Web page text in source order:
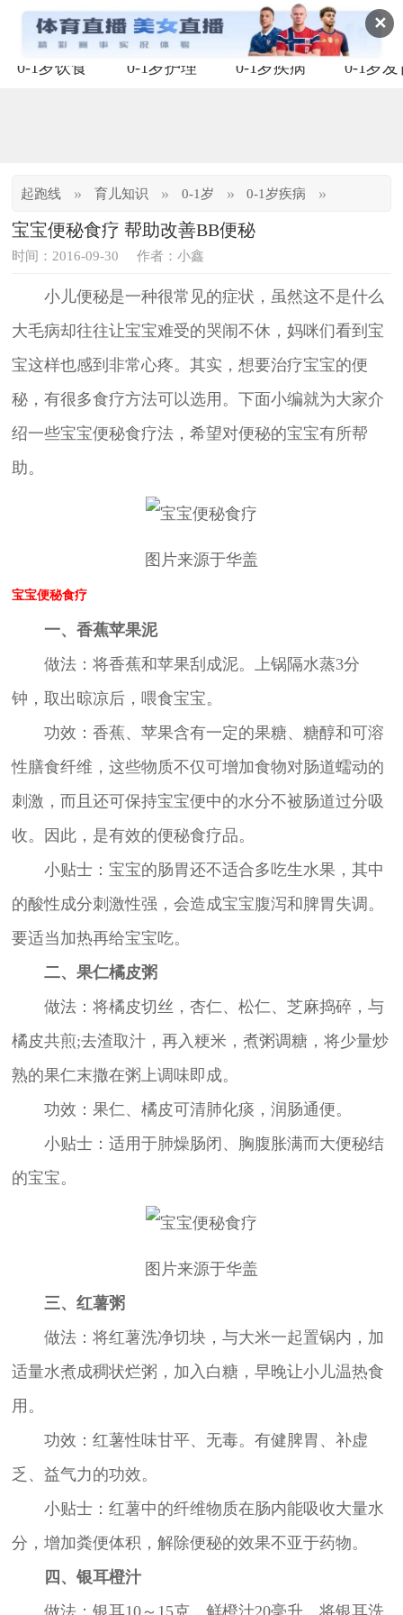
✕
0-1岁饮食 0-1岁护理 0-1岁疾病 0-1岁发
起跑线 » 育儿知识 » 0-1岁 » 0-1岁疾病 »
宝宝便秘食疗 帮助改善BB便秘
时间：2016-09-30 作者：小鑫
小儿便秘是一种很常见的症状，虽然这不是什么
大毛病却往往让宝宝难受的哭闹不休，妈咪们看到宝
宝这样也感到非常心疼。其实，想要治疗宝宝的便
秘，有很多食疗方法可以选用。下面小编就为大家介
绍一些宝宝便秘食疗法，希望对便秘的宝宝有所帮
助。
图片来源于华盖
宝宝便秘食疗
一、香蕉苹果泥
做法：将香蕉和苹果刮成泥。上锅隔水蒸3分
钟，取出晾凉后，喂食宝宝。
功效：香蕉、苹果含有一定的果糖、糖醇和可溶
性膳食纤维，这些物质不仅可增加食物对肠道蠕动的
刺激，而且还可保持宝宝便中的水分不被肠道过分吸
收。因此，是有效的便秘食疗品。
小贴士：宝宝的肠胃还不适合多吃生水果，其中
的酸性成分刺激性强，会造成宝宝腹泻和脾胃失调。
要适当加热再给宝宝吃。
二、果仁橘皮粥
做法：将橘皮切丝，杏仁、松仁、芝麻捣碎，与
橘皮共煎;去渣取汁，再入粳米，煮粥调糖，将少量炒
熟的果仁末撒在粥上调味即成。
功效：果仁、橘皮可清肺化痰，润肠通便。
小贴士：适用于肺燥肠闭、胸腹胀满而大便秘结
的宝宝。
图片来源于华盖
三、红薯粥
做法：将红薯洗净切块，与大米一起置锅内，加
适量水煮成稠状烂粥，加入白糖，早晚让小儿温热食
用。
功效：红薯性味甘平、无毒。有健脾胃、补虚
乏、益气力的功效。
小贴士：红薯中的纤维物质在肠内能吸收大量水
分，增加粪便体积，解除便秘的效果不亚于药物。
四、银耳橙汁